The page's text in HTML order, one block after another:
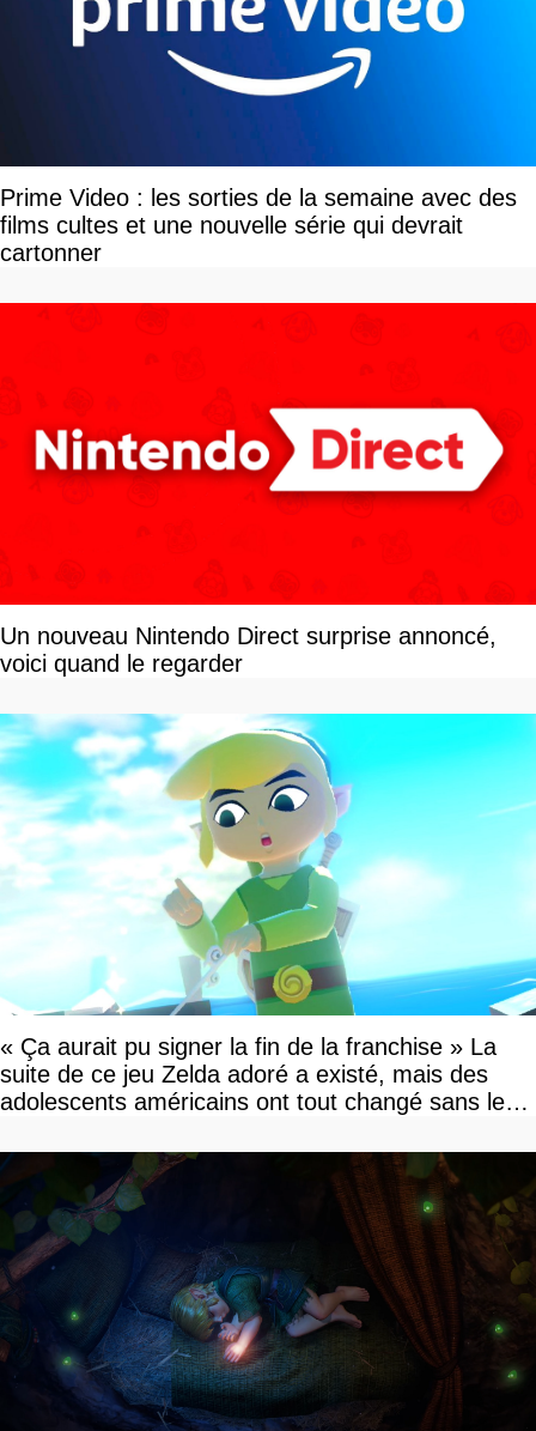
Prime Video : les sorties de la semaine avec des
films cultes et une nouvelle série qui devrait
cartonner
Un nouveau Nintendo Direct surprise annoncé,
voici quand le regarder
« Ça aurait pu signer la fin de la franchise » La
suite de ce jeu Zelda adoré a existé, mais des
adolescents américains ont tout changé sans le